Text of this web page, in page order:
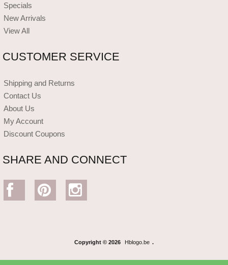
Specials
New Arrivals
View All
CUSTOMER SERVICE
Shipping and Returns
Contact Us
About Us
My Account
Discount Coupons
SHARE AND CONNECT
Copyright © 2026 Hblogo.be .